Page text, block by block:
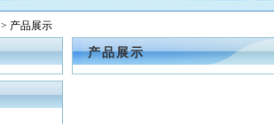
> 产品展示
产品展示